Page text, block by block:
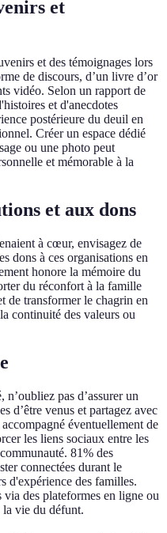
et
et des témoignages lors
de discours, d’un livre d’or
vidéo. Selon un rapport de
et d'anecdotes
postérieure du deuil en
Créer un espace dédié
ou une photo peut
et mémorable à la
et aux dons
à cœur, envisagez de
dons à ces organisations en
honore la mémoire du
du réconfort à la famille
de transformer le chagrin en
continuité des valeurs ou
pas d’assurer un
d’être venus et partagez avec
éventuellement de
les liens sociaux entre les
81% des
connectées durant le
d'expérience des familles.
des plateformes en ligne ou
la vie du défunt.